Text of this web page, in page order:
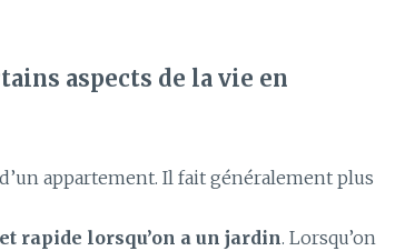
aspects de la vie en
d’un appartement. Il fait généralement plus
rapide lorsqu’on a un jardin. Lorsqu’on